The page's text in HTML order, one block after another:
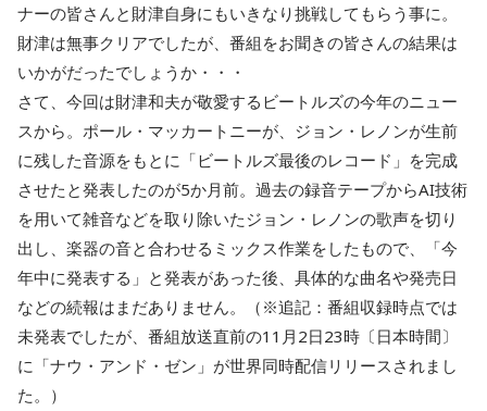
ナーの皆さんと財津自身にもいきなり挑戦してもらう事に。
財津は無事クリアでしたが、番組をお聞きの皆さんの結果は
いかがだったでしょうか・・・
さて、今回は財津和夫が敬愛するビートルズの今年のニュー
スから。ポール・マッカートニーが、ジョン・レノンが生前
に残した音源をもとに「ビートルズ最後のレコード」を完成
させたと発表したのが5か月前。過去の録音テープからAI技術
を用いて雑音などを取り除いたジョン・レノンの歌声を切り
出し、楽器の音と合わせるミックス作業をしたもので、「今
年中に発表する」と発表があった後、具体的な曲名や発売日
などの続報はまだありません。（※追記：番組収録時点では
未発表でしたが、番組放送直前の11月2日23時〔日本時間〕
に「ナウ・アンド・ゼン」が世界同時配信リリースされまし
た。）